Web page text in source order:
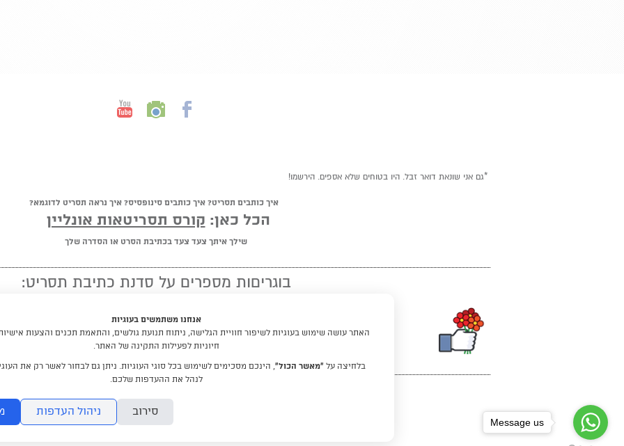
*גם אני שונאת דואר זבל. היו בטוחים שלא אספים. הירשמו!
איך כותבים תסריט? איך כותבים סינופסיס? איך נראה תסריט לדוגמא?
הכל כאן: קורס תסריטאות אונליין
שילך איתך צעד צעד בכתיבת הסרט או הסדרה שלך
בוגריםות מספרים על סדנת כתיבת תסריט:
"מומלץ לכל מי שיש לו חלום לכתוב
לימודי תסריטאות וסטוריטלינג עם דניאלה דורון
DraftRishon@gmail.com
אנחנו משתמשים בעוגיות
האתר עושה שימוש בעוגיות לשיפור חוויית הגלישה, ניתוח תנועת גולשים, והתאמת תכנים והצעות
חיוניות לפעילות התקינה של האתר.
בלחיצה על “מאשר הכול”, הינכם מסכימים לשימוש בכל סוגי העוגיות. ניתן גם לבחור לאשר רק את
לנהל את ההעדפות שלכם.
סירוב ניהול העדפות
Message us